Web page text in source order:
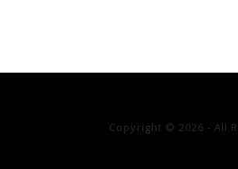
Copyright © 2026 - All